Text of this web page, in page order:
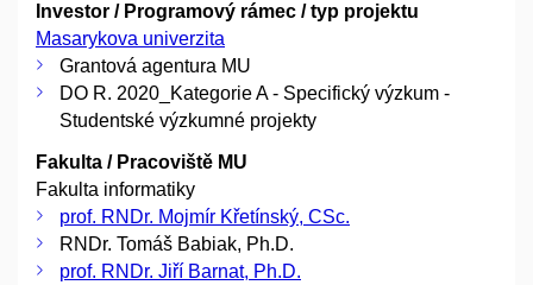
Investor / Programový rámec / typ projektu
Masarykova univerzita
Grantová agentura MU
DO R. 2020_Kategorie A - Specifický výzkum -
Studentské výzkumné projekty
Fakulta / Pracoviště MU
Fakulta informatiky
prof. RNDr. Mojmír Křetínský, CSc.
RNDr. Tomáš Babiak, Ph.D.
prof. RNDr. Jiří Barnat, Ph.D.